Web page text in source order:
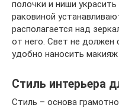
полочки и ниши
раковиной
располагается над
от него. Свет не должен
удобно наносить макияж
Стиль интерьера
Стиль – основа